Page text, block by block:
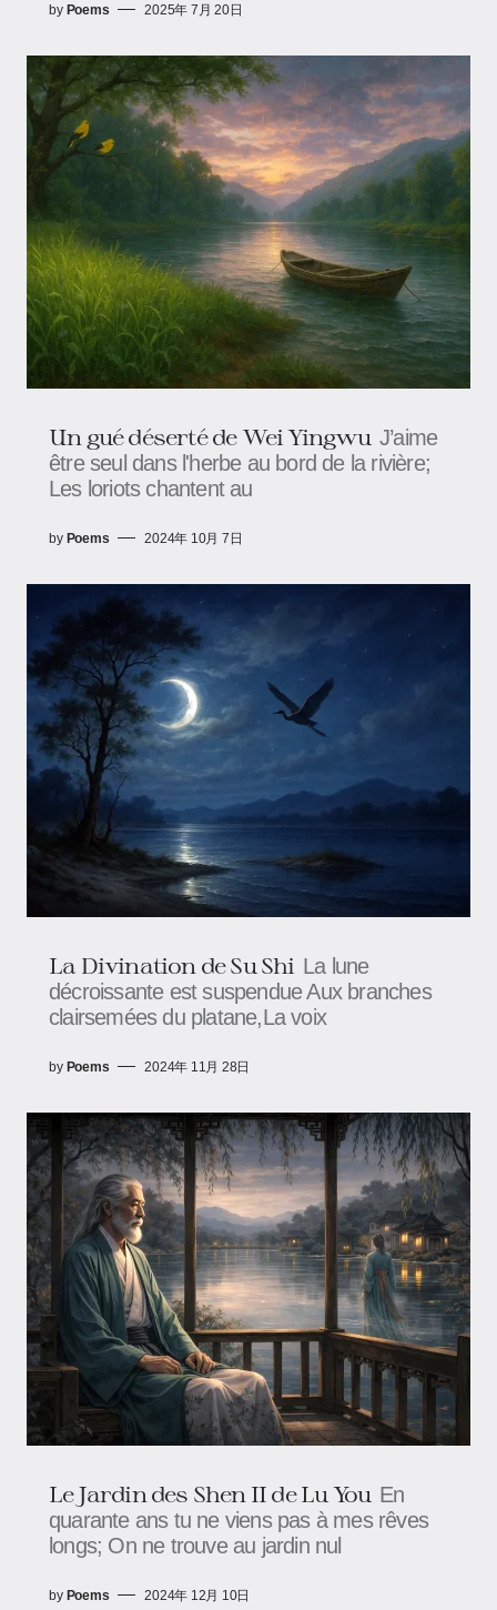
by Poems 2025年 7月 20日
Un gué déserté de Wei Yingwu J’aime
être seul dans l'herbe au bord de la rivière;
Les loriots chantent au
by Poems 2024年 10月 7日
La Divination de Su Shi La lune
décroissante est suspendue Aux branches
clairsemées du platane,La voix
by Poems 2024年 11月 28日
Le Jardin des Shen II de Lu You En
quarante ans tu ne viens pas à mes rêves
longs; On ne trouve au jardin nul
by Poems 2024年 12月 10日